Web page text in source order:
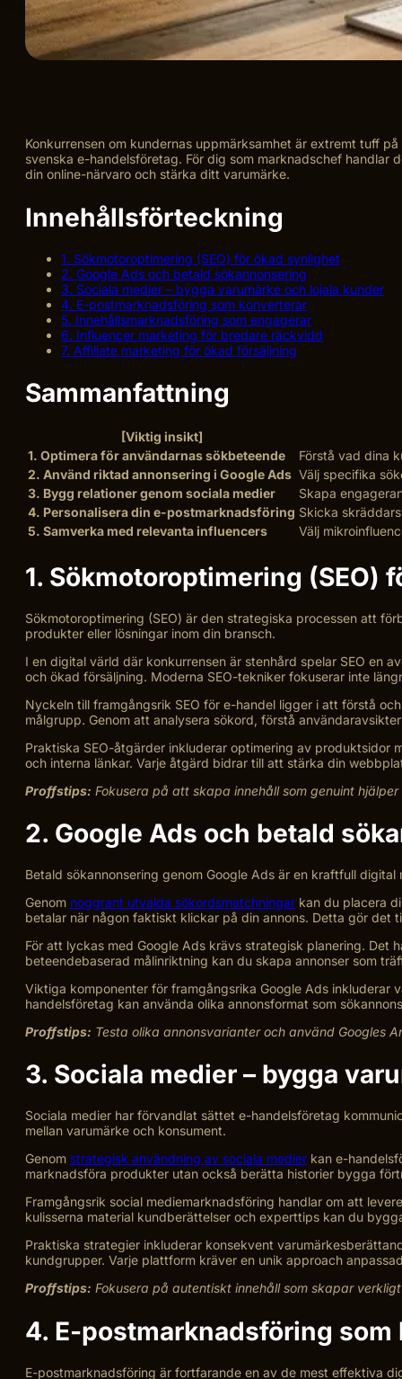
Konkurrensen om kundernas uppmärksamhet är extremt tuff
svenska e-handelsföretag. För dig som marknadschef
din online-närvaro och stärka ditt varumärke.
Innehållsförteckning
1. Sökmotoroptimering (SEO) för ökad synlighet
2. Google Ads och betald sökannonsering
3. Sociala medier – bygga varumärke och lojala kunder
4. E-postmarknadsföring som konverterar
5. Innehållsmarknadsföring som engagerar
6. Influencer marketing för bredare räckvidd
7. Affiliate marketing för ökad försäljning
Sammanfattning
[Viktig insikt]
1. Optimera för användarnas sökbeteende
Förstå vad dina
2. Använd riktad annonsering i Google Ads Välj specifika
3. Bygg relationer genom sociala medier
Skapa
4. Personalisera din e-postmarknadsföring Skicka
5. Samverka med relevanta influencers
Välj
1. Sökmotoroptimering (SEO)
Sökmotoroptimering (SEO) är den strategiska processen att
produkter eller lösningar inom din bransch.
I en digital värld där konkurrensen är stenhård spelar SEO en
och ökad försäljning. Moderna SEO-tekniker fokuserar inte
Nyckeln till framgångsrik SEO för e-handel ligger i att förstå
målgrupp. Genom att analysera sökord, förstå
Praktiska SEO-åtgärder inkluderar optimering av
och interna länkar. Varje åtgärd bidrar till att stärka din
Proffstips: Fokusera på att skapa innehåll som genuint
2. Google Ads och betald
Betald sökannonsering genom Google Ads är en kraftfull
Genom noggrant utvalda sökordsmatchningar kan du placera
betalar när någon faktiskt klickar på din annons. Detta gör
För att lyckas med Google Ads krävs strategisk planering.
beteendebaserad målinriktning kan du skapa annonser som
Viktiga komponenter för framgångsrika Google Ads inkluderar
handelsföretag kan använda olika annonsformat som
Proffstips: Testa olika annonsvarianter och använd Googles
3. Sociala medier – bygga
Sociala medier har förvandlat sättet e-handelsföretag
mellan varumärke och konsument.
Genom strategisk användning av sociala medier kan e-
marknadsföra produkter utan också berätta historier bygga
Framgångsrik social mediemarknadsföring handlar om att
kulisserna material kundberättelser och experttips kan du
Praktiska strategier inkluderar konsekvent
kundgrupper. Varje plattform kräver en unik approach
Proffstips: Fokusera på autentiskt innehåll som skapar
4. E-postmarknadsföring som
E-postmarknadsföring är fortfarande en av de mest effektiva